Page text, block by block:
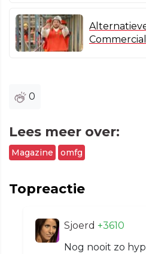
0
Lees meer over:
Magazine omfg
Topreactie
Sjoerd +3610
Nog nooit zo